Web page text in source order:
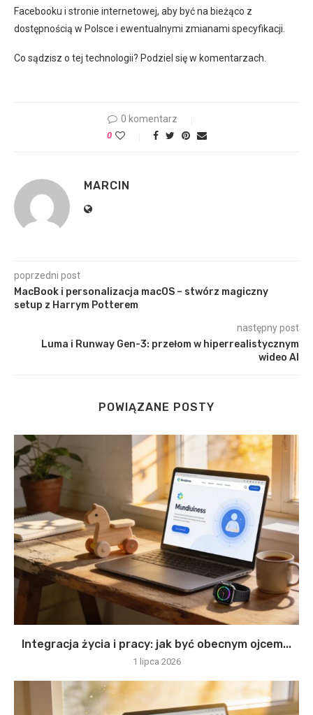
Facebooku i stronie internetowej, aby być na bieżąco z
dostępnością w Polsce i ewentualnymi zmianami specyfikacji.
Co sądzisz o tej technologii? Podziel się w komentarzach.
0 komentarz
0
MARCIN
poprzedni post
MacBook i personalizacja macOS – stwórz magiczny
setup z Harrym Potterem
następny post
Luma i Runway Gen-3: przełom w hiperrealistycznym
wideo AI
POWIĄZANE POSTY
Integracja życia i pracy: jak być obecnym ojcem...
1 lipca 2026